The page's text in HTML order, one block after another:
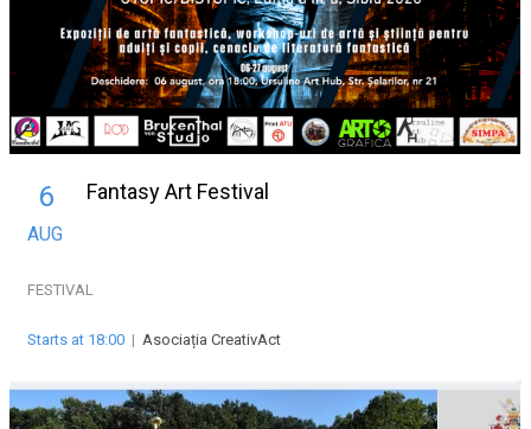
6
AUG
Fantasy Art Festival
FESTIVAL
Starts at 18:00 | Asociația CreativAct